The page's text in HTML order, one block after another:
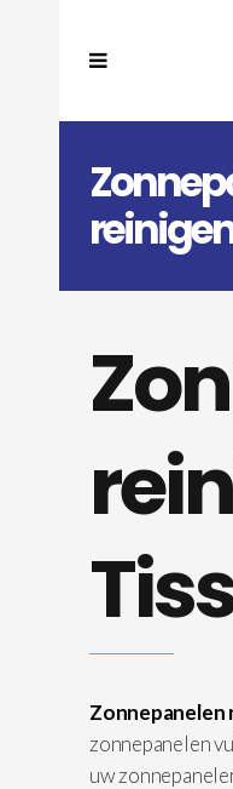
Zonnepanelen
zonnepanelen
uw